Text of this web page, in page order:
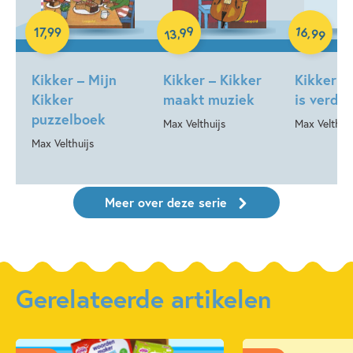
Kikker – Mijn
Kikker
puzzelboek
Max Velthuijs
17,99
Hardcover
Kikker – Kikker
maakt muziek
Max Velthuijs
13,99
Hardcover
Kikker –
is
Max
16,99
Meer over deze serie
Gerelateerde artikelen